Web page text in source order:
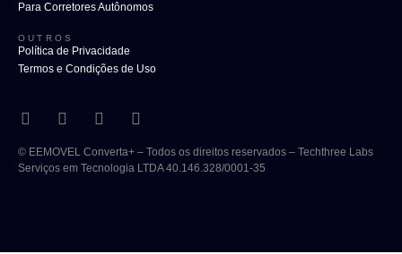
Para Corretores Autônomos
OUTROS
Política de Privacidade
Termos e Condições de Uso
© EEMOVEL Converta+ – Todos os direitos reservados – Techthree Labs
Serviços em Tecnologia LTDA 40.146.328/0001-35